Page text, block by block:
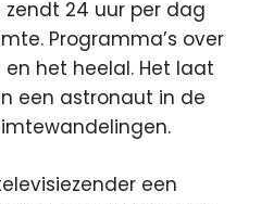
zendt 24 uur per dag
Programma’s over
het heelal. Het laat
een astronaut in de
een